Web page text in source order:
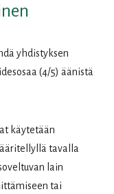
yhdistyksen
(4/5) äänistä
käytetään
tavalla
lain
tai